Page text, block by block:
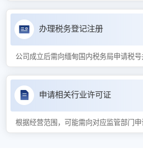
办理税务登记注册
公司成立后需向缅甸国内税务局申请税号
申请相关行业许可证
根据经营范围，可能需向对应监管部门申